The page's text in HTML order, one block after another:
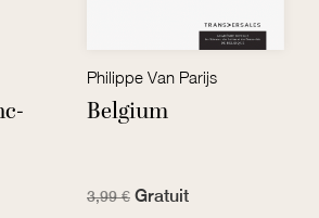
Philippe Van Parijs
Belgium
3,99 € Gratuit